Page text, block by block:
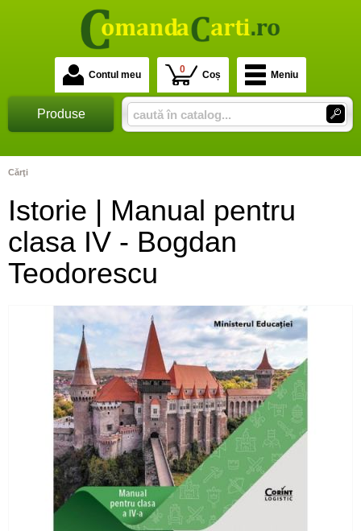
Contul meu 0 Coș Meniu
Produse
Cărţi
Istorie | Manual pentru
clasa IV - Bogdan
Teodorescu